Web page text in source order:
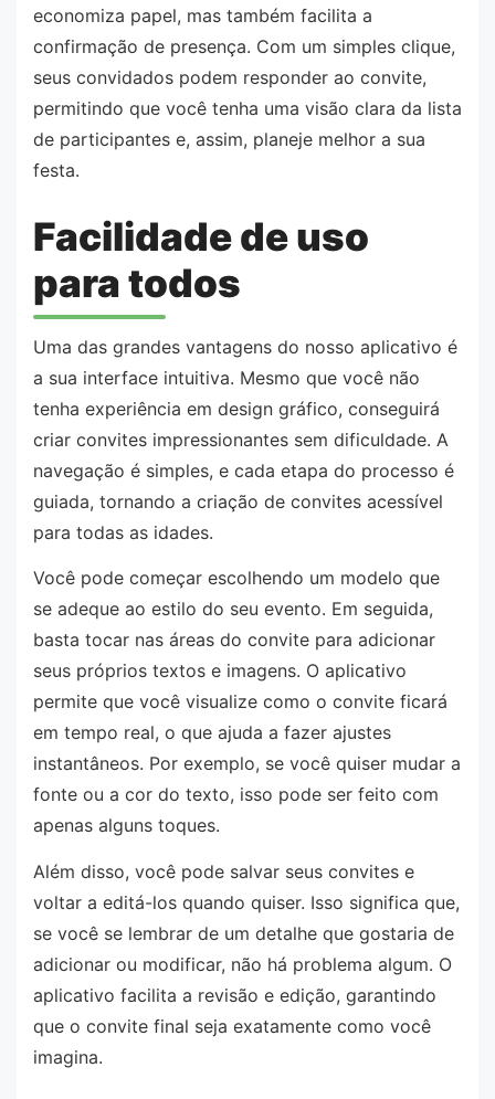
economiza papel, mas também facilita a
confirmação de presença. Com um simples clique,
seus convidados podem responder ao convite,
permitindo que você tenha uma visão clara da lista
de participantes e, assim, planeje melhor a sua
festa.
Facilidade de uso
para todos
Uma das grandes vantagens do nosso aplicativo é
a sua interface intuitiva. Mesmo que você não
tenha experiência em design gráfico, conseguirá
criar convites impressionantes sem dificuldade. A
navegação é simples, e cada etapa do processo é
guiada, tornando a criação de convites acessível
para todas as idades.
Você pode começar escolhendo um modelo que
se adeque ao estilo do seu evento. Em seguida,
basta tocar nas áreas do convite para adicionar
seus próprios textos e imagens. O aplicativo
permite que você visualize como o convite ficará
em tempo real, o que ajuda a fazer ajustes
instantâneos. Por exemplo, se você quiser mudar a
fonte ou a cor do texto, isso pode ser feito com
apenas alguns toques.
Além disso, você pode salvar seus convites e
voltar a editá-los quando quiser. Isso significa que,
se você se lembrar de um detalhe que gostaria de
adicionar ou modificar, não há problema algum. O
aplicativo facilita a revisão e edição, garantindo
que o convite final seja exatamente como você
imagina.